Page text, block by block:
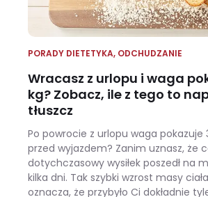
PORADY DIETETYKA, ODCHUDZANIE
Wracasz z urlopu i waga
kg? Zobacz, ile z tego to
tłuszcz
Po powrocie z urlopu waga pokazuje
przed wyjazdem? Zanim uznasz, że
dotychczasowy wysiłek poszedł na
kilka dni. Tak szybki wzrost masy
oznacza, że przybyło Ci dokładnie